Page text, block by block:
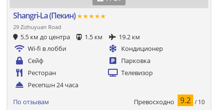
Shangri-La (Пекин)★★★★★
29 Zizhuyuan Road
5.5 км до центра 1.5 км
19.2 км
Wi-fi в лобби
Кондиционер
Сейф
Парковка
Ресторан
Телевизор
Ресепшн 24 часа
По отзывам Превосходно 9.2 / 10